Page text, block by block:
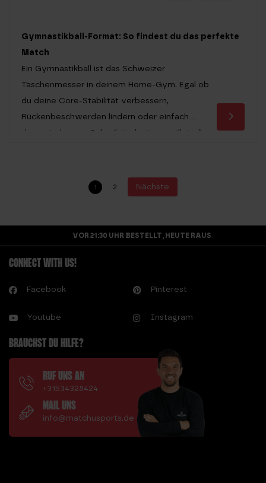
Gymnastikball-Format: So findest du das perfekte
Match
Ein Gymnastikball ist das Schweizer
Taschenmesser in deinem Home-Gym. Egal ob
du deine Core-Stabilität verbessern,
Rückenbeschwerden lindern oder einfach
dynamischer am Schreibtisch sitzen willst, alles
Haltung und verschenkt wertvolles
Trainingspotenzial. Bei Matchu Sports bieten wir
1 2 Nächste
VOR 21:30 UHR BESTELLT, HEUTE RAUS
CONNECT WITH US!
Facebook Pinterest
Youtube Instagram
BRAUCHST DU HILFE?
RUF UNS AN
+31534328424
MAIL UNS
info@matchusports.de